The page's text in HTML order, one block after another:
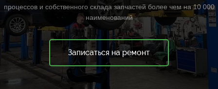
процессов и собственного склада запчастей более чем на 10 000
наименований
Записаться на ремонт